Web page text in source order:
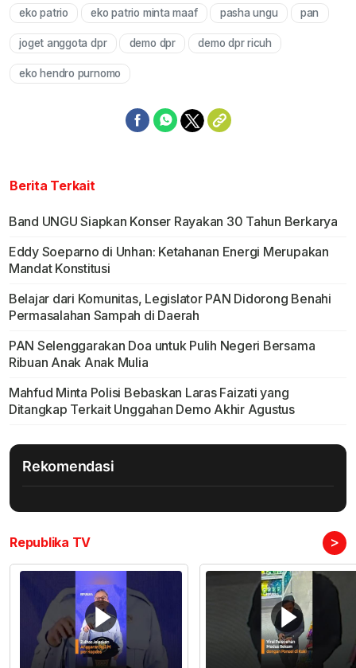
Mute
eko patrio eko patrio minta maaf pasha ungu pan
joget anggota dpr demo dpr demo dpr ricuh
eko hendro purnomo
Berita Terkait
Band UNGU Siapkan Konser Rayakan 30 Tahun Berkarya
Eddy Soeparno di Unhan: Ketahanan Energi Merupakan
Mandat Konstitusi
Belajar dari Komunitas, Legislator PAN Didorong Benahi
Permasalahan Sampah di Daerah
PAN Selenggarakan Doa untuk Pulih Negeri Bersama
Ribuan Anak Anak Mulia
Mahfud Minta Polisi Bebaskan Laras Faizati yang
Ditangkap Terkait Unggahan Demo Akhir Agustus
Rekomendasi
Republika TV >